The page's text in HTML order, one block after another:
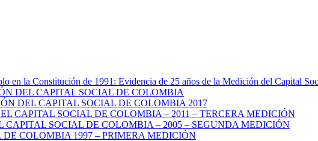
en la Constitución de 1991: Evidencia de 25 años de la Medición del Capital
DEL CAPITAL SOCIAL DE COLOMBIA
DEL CAPITAL SOCIAL DE COLOMBIA 2017
CAPITAL SOCIAL DE COLOMBIA – 2011 – TERCERA MEDICIÓN
CAPITAL SOCIAL DE COLOMBIA – 2005 – SEGUNDA MEDICIÓN
COLOMBIA 1997 – PRIMERA MEDICIÓN